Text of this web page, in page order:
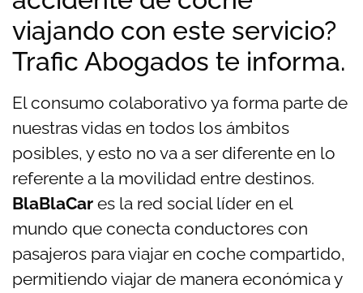
viajando con este servicio?
Trafic Abogados te informa.
El consumo colaborativo ya forma parte de
nuestras vidas en todos los ámbitos
posibles, y esto no va a ser diferente en lo
referente a la movilidad entre destinos.
BlaBlaCar es la red social líder en el
mundo que conecta conductores con
pasajeros para viajar en coche compartido,
permitiendo viajar de manera económica y